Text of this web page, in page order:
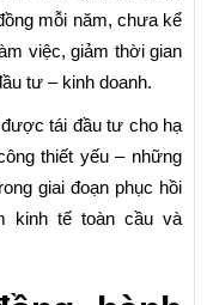
mỗi năm, chưa kể
việc, giảm thời gian
tư – kinh doanh.
tái đầu tư cho hạ
thiết yếu – những
giai đoạn phục hồi
kinh tế toàn cầu và